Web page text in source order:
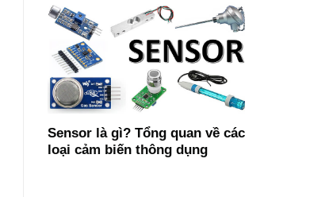
Sensor là gì? Tổng quan về các
loại cảm biến thông dụng